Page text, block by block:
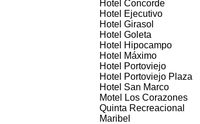
Hotel Concorde
Hotel Ejecutivo
Hotel Girasol
Hotel Goleta
Hotel Hipocampo
Hotel Máximo
Hotel Portoviejo
Hotel Portoviejo Plaza
Hotel San Marco
Motel Los Corazones
Quinta Recreacional
Maribel